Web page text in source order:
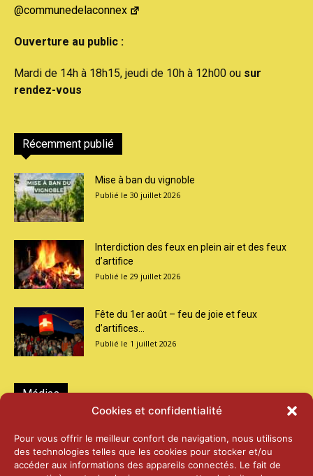
Cookies et confidentialité
Pour vous offrir le meilleur confort de navigation, nous utilisons
des technologies telles que les cookies pour stocker et/ou
accéder aux informations des appareils connectés. Le fait de
@communedelaconnex
Ouverture au public :
Mardi de 14h à 18h15, jeudi de 10h à 12h00 ou sur
rendez-vous
Récemment publié
Mise à ban du vignoble
30 juillet 2026
Interdiction des feux en plein air et des feux
d’artifice
29 juillet 2026
Fête du 1er août – feu de joie et feux
d’artifices...
1 juillet 2026
Médias
Maurice
25 juin 2026